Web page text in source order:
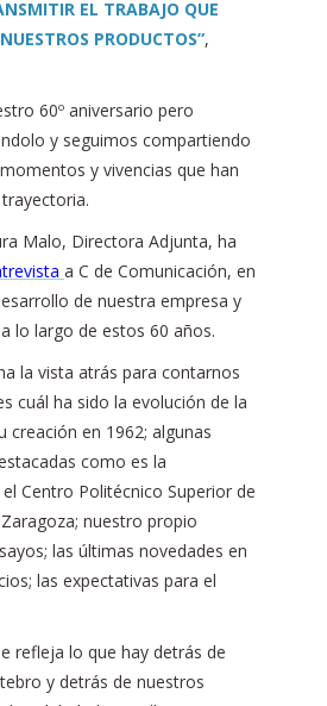
EL TRABAJO QUE
PRODUCTOS”,
60º aniversario pero
y seguimos compartiendo
y vivencias que han
Malo, Directora Adjunta, ha
a C de Comunicación, en
de nuestra empresa y
lo largo de estos 60 años.
la vista atrás para contarnos
cuál ha sido la evolución de la
creación en 1962; algunas
como es la
Centro Politécnico Superior de
nuestro propio
las últimas novedades en
las expectativas para el
refleja lo que hay detrás de
y detrás de nuestros